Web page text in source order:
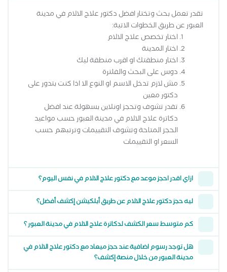
تقدر تعمل بحث وتختار افضل دكتور علاج الالام في مدينة
العبور عن طريق الخطوات الاتية:
اختار تخصص علاج الالام
اختار المدينة
اختار منطقتك او اقرب منطقة ليك
دوس على البحث والفلترة
مش لازم تدخل الاسم او النوع الا اذا كنت بتدور على
دكتور معين
تقدر تشوف وتحجز اونلاين بسهولة عند افضل
دكاترة علاج الالام في مدينة العبور حسب مواعيد
الحجز المتاحة وتشوف التقييمات وترتبهم حسب
السعر او التقييمات
ازاي اقدر احجز موعد مع دكتور علاج الالام في نفس اليوم؟
ليه حجز دكتور علاج الالام عن طريق أبلكيشن إكشف أفضل؟
كم متوسط سعر الكشف لدكاترة علاج الالام في مدينة العبور ؟
هل توجد رسوم اضافية عند حجز ميعاد مع دكتور علاج الالام في
مدينة العبور من خلال منصة إكشف؟